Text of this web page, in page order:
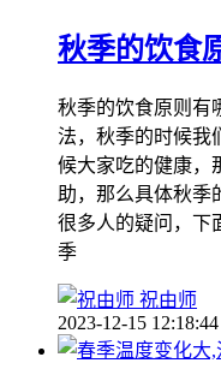
秋季的饮食
秋季的饮食原则有
法，秋季的时候我
候大家吃的健康，
助，那么具体秋季
很多人的疑问，下
季
祝由师
2023-12-15 12:18:44